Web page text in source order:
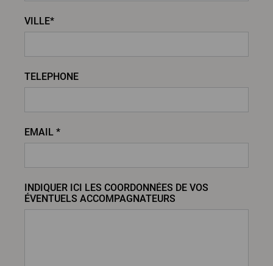
VILLE*
TELEPHONE
EMAIL *
INDIQUER ICI LES COORDONNÉES DE VOS
ÉVENTUELS ACCOMPAGNATEURS